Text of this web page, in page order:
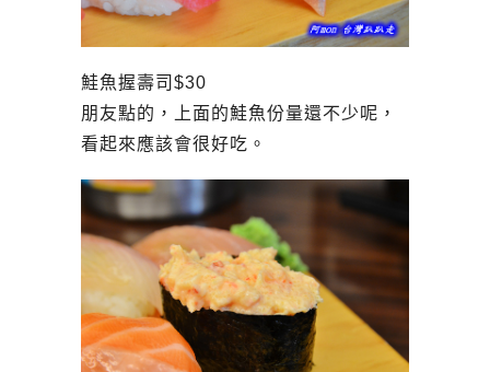
鮭魚握壽司$30
朋友點的，上面的鮭魚份量還不少呢，
看起來應該會很好吃。